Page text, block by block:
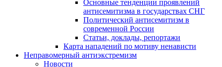
Основные тенденции проявлений
антисемитизма в государствах СНГ
Политический антисемитизм в
современной России
Статьи, доклады, репортажи
Карта нападений по мотиву ненависти
Неправомерный антиэкстремизм
Новости